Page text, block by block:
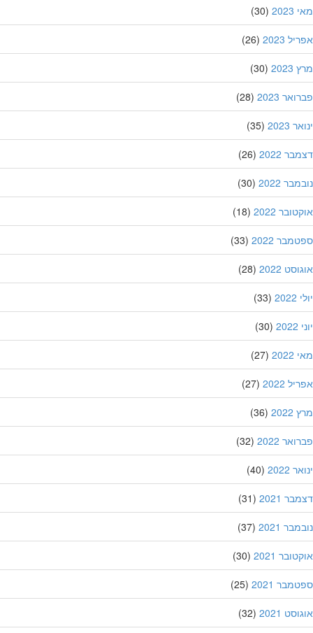
(30)
2023
(26)
(30)
2023
(28)
2023
(35)
2022
(26)
2022
(30)
2022
(18)
2022
(33)
2022
(28)
(33)
(30)
(27)
2022
(27)
(36)
2022
(32)
2022
(40)
2021
(31)
2021
(37)
2021
(30)
2021
(25)
2021
(32)